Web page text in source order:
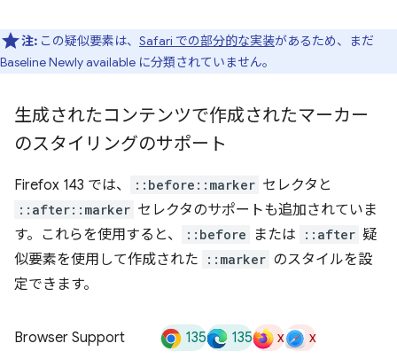
注: この疑似要素は、 Safari での部分的な実装があるため、まだ
Baseline Newly available に分類されていません。
生成されたコンテンツで作成されたマーカー
のスタイリングのサポート
Firefox 143 では、 ::before::marker セレクタと
::after::marker セレクタのサポートも追加されていま
す。これらを使用すると、
::before または ::after 疑
似要素を使用して作成された
::marker のスタイルを設
定できます。
Browser Support 135 135 x x